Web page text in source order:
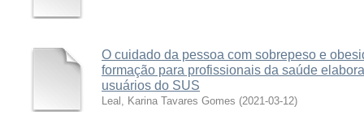
O cuidado da pessoa com sobrepeso e
formação para profissionais da saúde
usuários do SUS
Leal, Karina Tavares Gomes (2021-03-12)